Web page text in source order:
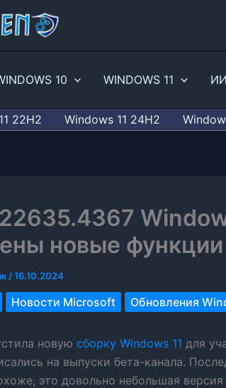
10 WINDOWS 11 ИИ
22H2 Windows 11 24H2
новые
/16.10.2024
Новости Microsoft Обновления
новую сборку Windows 11 для
на выпуски бета-канала.
это довольно небольшая